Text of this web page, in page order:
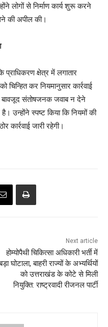
लोगों से निर्माण कार्य शुरू करने
की अपील की।
प्राधिकरण क्षेत्र में लगातार
चिन्हित कर नियमानुसार कार्रवाई
बावजूद संतोषजनक जवाब न देने
उन्होंने स्पष्ट किया कि नियमों की
जारी रहेगी।
Next article
​होम्योपैथी चिकित्सा अधिकारी भर्ती में
घोटाला, बाहरी राज्यों के अभ्यर्थियों
को उत्तराखंड के कोटे से मिली
नियुक्ति: राष्ट्रवादी रीजनल पार्टी